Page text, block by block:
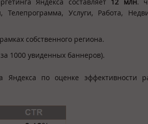
Услуги, Работа,
собственного региона.
1000 увиденных баннеров).
Яндекса по оценке эффективности